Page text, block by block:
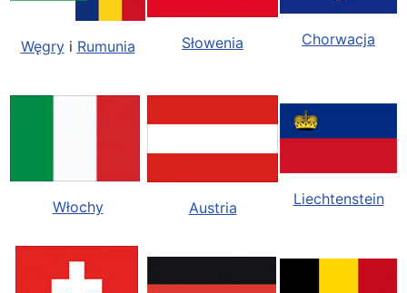
Węgryi Rumunia Słowenia Chorwacja
Włochy Austria Liechtenstein